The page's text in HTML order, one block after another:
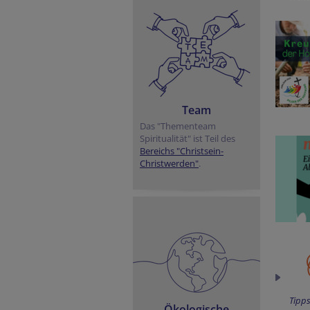
Team
Das "Thementeam
Spiritualität" ist Teil des
Bereichs "Christsein-
Christwerden".